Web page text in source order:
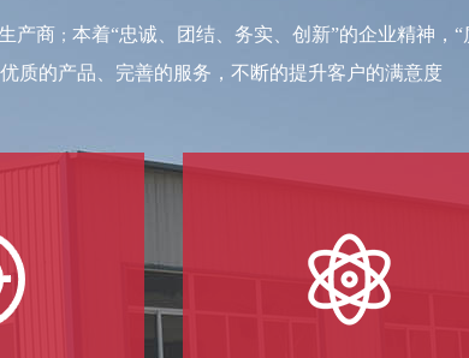
产商 ； 本着“忠诚、团结、务实、创新”的企业精神，
质的产品、完善的服务，不断的提升客户的满意度